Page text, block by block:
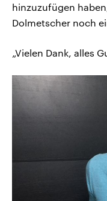
hinzuzufügen
Dolmetscher noch
„Vielen Dank, alles